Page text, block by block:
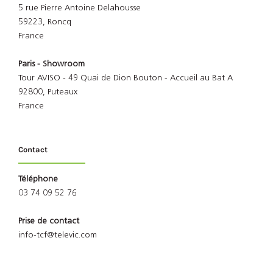
5 rue Pierre Antoine Delahousse
59223, Roncq
France
Paris - Showroom
Tour AVISO - 49 Quai de Dion Bouton - Accueil au Bat A
92800, Puteaux
France
Contact
Téléphone
03 74 09 52 76
Prise de contact
info-tcf@televic.com